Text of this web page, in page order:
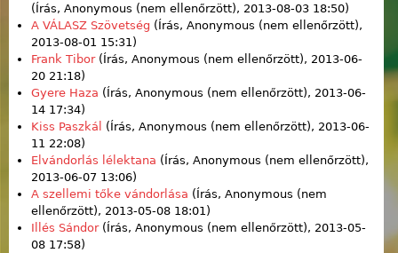
(Írás, Anonymous (nem ellenőrzött), 2013-08-03 18:50)
A VÁLASZ Szövetség (Írás, Anonymous (nem ellenőrzött),
2013-08-01 15:31)
Frank Tibor (Írás, Anonymous (nem ellenőrzött), 2013-06-
20 21:18)
Gyere Haza (Írás, Anonymous (nem ellenőrzött), 2013-06-
14 17:34)
Kiss Paszkál
(Írás, Anonymous (nem ellenőrzött), 2013-06-
11 22:08)
Elvándorlás lélektana (Írás, Anonymous (nem ellenőrzött),
2013-06-07 13:06)
A szellemi tőke vándorlása (Írás, Anonymous (nem
ellenőrzött), 2013-05-08 18:01)
Illés Sándor (Írás, Anonymous (nem ellenőrzött), 2013-05-
08 17:58)